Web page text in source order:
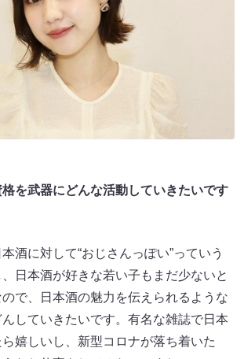
を武器にどんな活動していきたいです
酒に対して“おじさんっぽい”っていう
日本酒が好きな若い子もまだ少ないと
で、日本酒の魅力を伝えられるような
していきたいです。有名な雑誌で日本
嬉しいし、新型コロナが落ち着いた